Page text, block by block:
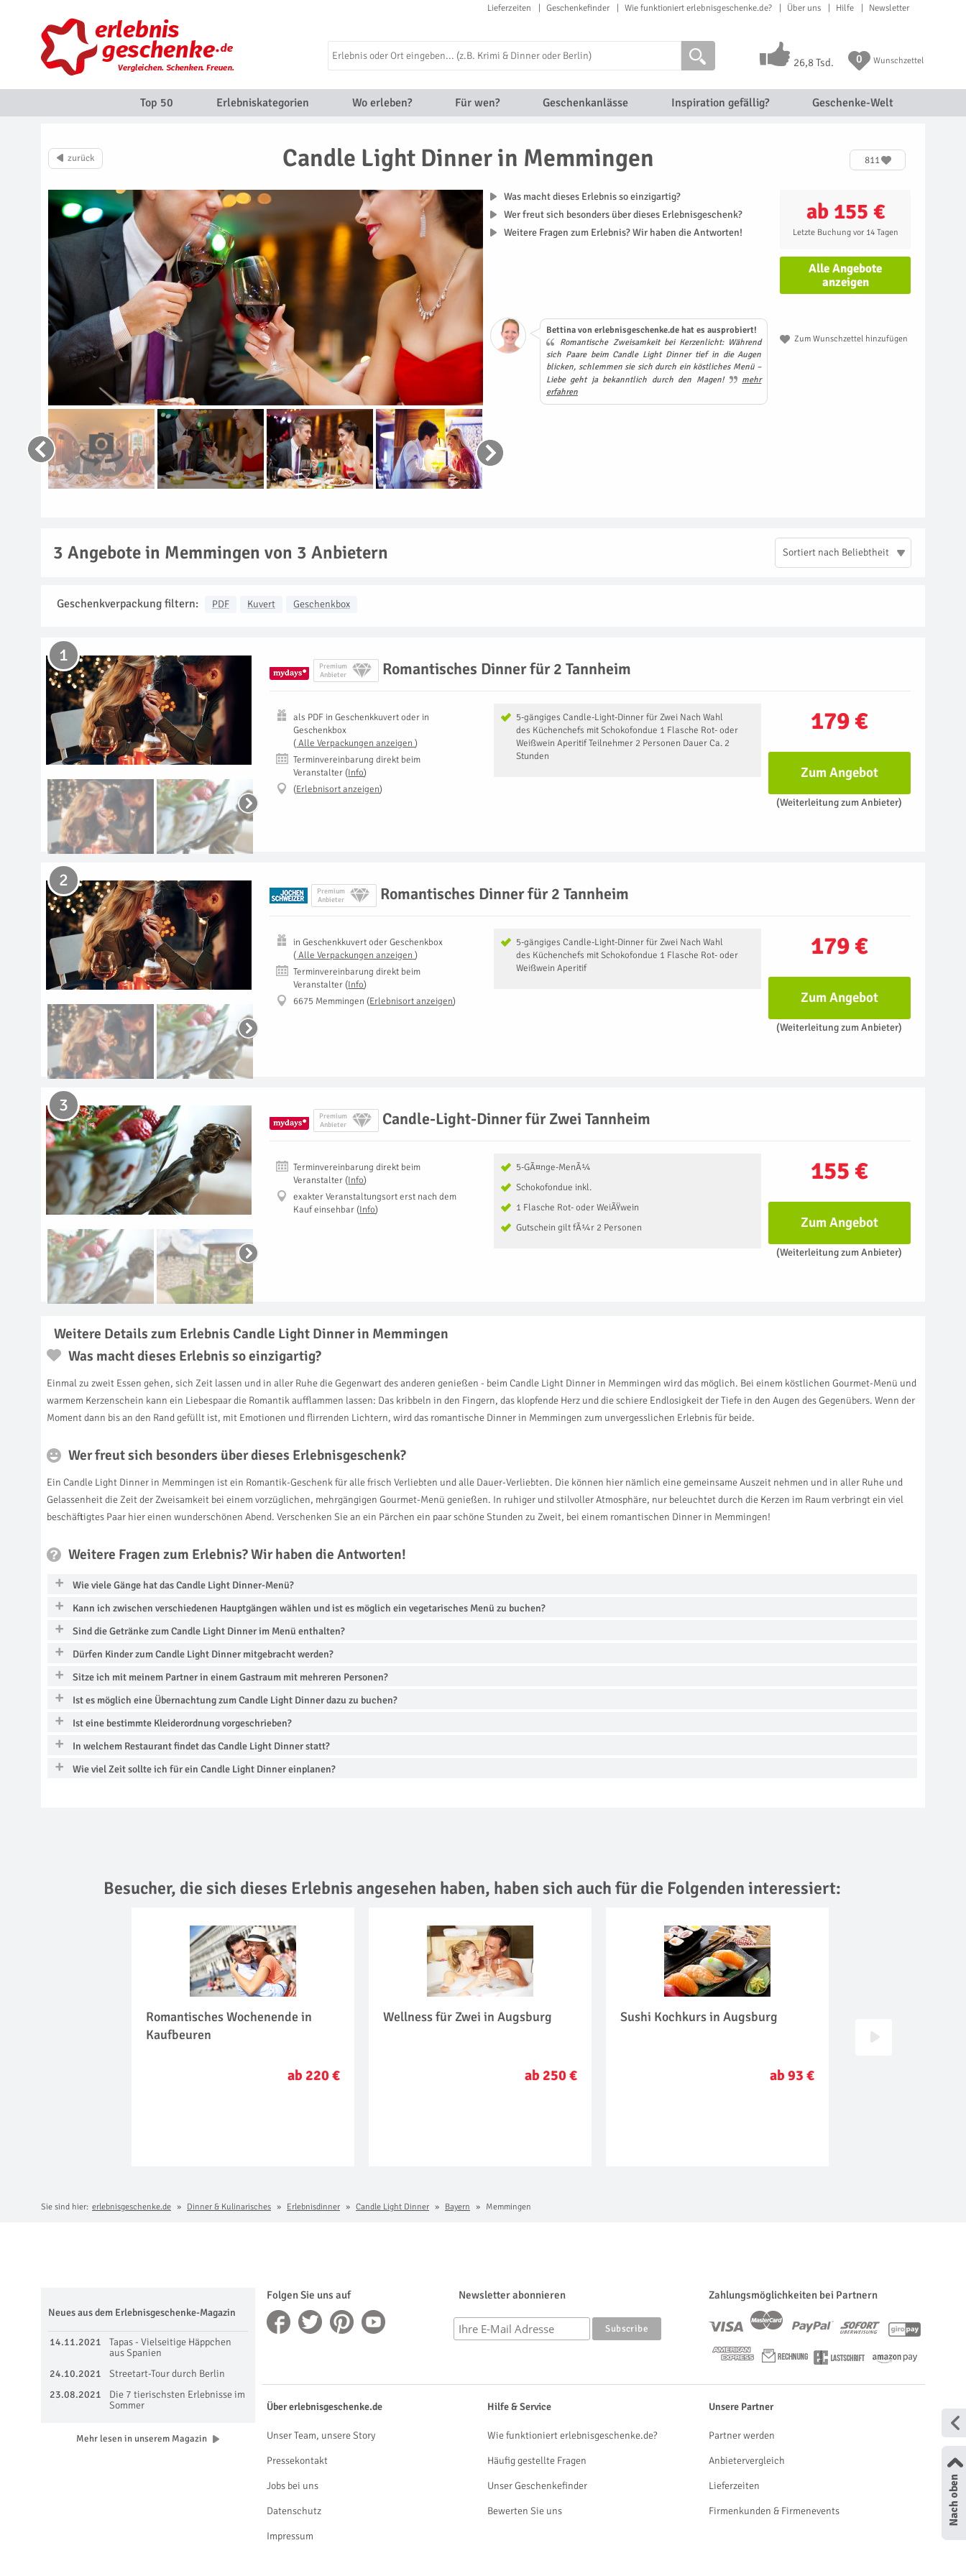
Lieferzeiten Geschenkefinder Wie funktioniert erlebnisgeschenke.de? Über uns Hilfe Newsletter
26,8 Tsd. 0 Wunschzettel
Top 50 Erlebniskategorien Wo erleben? Für wen? Geschenkanlässe Inspiration gefällig? Geschenke-Welt
Candle Light Dinner in Memmingen 811
ab 155 €
Letzte Buchung vor 14 Tagen
Alle Angebote
anzeigen
Zum Wunschzettel hinzufügen
Was macht dieses Erlebnis so einzigartig?
Wer freut sich besonders über dieses Erlebnisgeschenk?
Weitere Fragen zum Erlebnis? Wir haben die Antworten!
Bettina von erlebnisgeschenke.de hat es ausprobiert!
Romantische Zweisamkeit bei Kerzenlicht: Während
sich Paare beim Candle Light Dinner tief in die Augen
blicken, schlemmen sie sich durch ein köstliches Menü –
Liebe geht ja bekanntlich durch den Magen!
mehr
erfahren
3 Angebote in Memmingen von 3 Anbietern Sortiert nach Beliebtheit
Geschenkverpackung filtern: PDF Kuvert Geschenkbox
Premium
Anbieter
Romantisches Dinner für 2 Tannheim
1
179 €
5-gängiges Candle-Light-Dinner für Zwei Nach Wahl
des Küchenchefs mit Schokofondue 1 Flasche Rot- oder
Weißwein Aperitif Teilnehmer 2 Personen Dauer Ca. 2
Stunden
als PDFinGeschenkkuvert oder in
Geschenkbox
( Alle Verpackungen anzeigen )
Terminvereinbarung direkt beim
Veranstalter (Info)
(Erlebnisort anzeigen)
Zum Angebot
(Weiterleitung zum Anbieter)
Premium
Anbieter
Romantisches Dinner für 2 Tannheim
2
179 €
5-gängiges Candle-Light-Dinner für Zwei Nach Wahl
des Küchenchefs mit Schokofondue 1 Flasche Rot- oder
Weißwein Aperitif
inGeschenkkuvert oder Geschenkbox
( Alle Verpackungen anzeigen )
Terminvereinbarung direkt beim
Veranstalter (Info)
6675 Memmingen (Erlebnisort anzeigen) Zum Angebot
(Weiterleitung zum Anbieter)
Premium
Anbieter
Candle-Light-Dinner für Zwei Tannheim
3
155 €
5-GÃ¤nge-MenÃ¼
Schokofondue inkl.
1 Flasche Rot- oder WeiÃŸwein
Gutschein gilt fÃ¼r 2 Personen
Terminvereinbarung direkt beim
Veranstalter (Info)
exakter Veranstaltungsort erst nach dem
Kauf einsehbar (Info)
Zum Angebot
(Weiterleitung zum Anbieter)
Weitere Details zum Erlebnis Candle Light Dinner in Memmingen
Was macht dieses Erlebnis so einzigartig?
Einmal zu zweit Essen gehen, sich Zeit lassen und in aller Ruhe die Gegenwart des anderen genießen - beim Candle Light Dinner in Memmingen wird das möglich. Bei einem köstlichen Gourmet-Menü und
warmem Kerzenschein kann ein Liebespaar die Romantik aufflammen lassen: Das kribbeln in den Fingern, das klopfende Herz und die schiere Endlosigkeit der Tiefe in den Augen des Gegenübers. Wenn der
Moment dann bis an den Rand gefüllt ist, mit Emotionen und flirrenden Lichtern, wird das romantische Dinner in Memmingen zum unvergesslichen Erlebnis für beide.
Wer freut sich besonders über dieses Erlebnisgeschenk?
Ein Candle Light Dinner in Memmingen ist ein Romantik-Geschenk für alle frisch Verliebten und alle Dauer-Verliebten. Die können hier nämlich eine gemeinsame Auszeit nehmen und in aller Ruhe und
Gelassenheit die Zeit der Zweisamkeit bei einem vorzüglichen, mehrgängigen Gourmet-Menü genießen. In ruhiger und stilvoller Atmosphäre, nur beleuchtet durch die Kerzen im Raum verbringt ein viel
beschäftigtes Paar hier einen wunderschönen Abend. Verschenken Sie an ein Pärchen ein paar schöne Stunden zu Zweit, bei einem romantischen Dinner in Memmingen!
Weitere Fragen zum Erlebnis? Wir haben die Antworten!
Wie viele Gänge hat das Candle Light Dinner-Menü?
Kann ich zwischen verschiedenen Hauptgängen wählen und ist es möglich ein vegetarisches Menü zu buchen?
Sind die Getränke zum Candle Light Dinner im Menü enthalten?
Dürfen Kinder zum Candle Light Dinner mitgebracht werden?
Sitze ich mit meinem Partner in einem Gastraum mit mehreren Personen?
Ist es möglich eine Übernachtung zum Candle Light Dinner dazu zu buchen?
Ist eine bestimmte Kleiderordnung vorgeschrieben?
In welchem Restaurant findet das Candle Light Dinner statt?
Wie viel Zeit sollte ich für ein Candle Light Dinner einplanen?
Besucher, die sich dieses Erlebnis angesehen haben, haben sich auch für die Folgenden interessiert:
Romantisches Wochenende in
Kaufbeuren
ab 220 €
Wellness für Zwei in Augsburg
ab 250 €
Sushi Kochkurs in Augsburg
ab 93 €
Donau
Sie sind hier: erlebnisgeschenke.de Dinner & Kulinarisches Erlebnisdinner Candle Light Dinner Bayern Memmingen
Folgen Sie uns auf Newsletter abonnieren Zahlungsmöglichkeiten bei Partnern
Neues aus dem Erlebnisgeschenke-Magazin
14.11.2021
Tapas - Vielseitige Häppchen
aus Spanien
24.10.2021
Streetart-Tour durch Berlin
23.08.2021
Die 7 tierischsten Erlebnisse im
Sommer
Mehr lesen in unserem Magazin
Über erlebnisgeschenke.de
Unser Team, unsere Story
Pressekontakt
Jobs bei uns
Datenschutz
Impressum
Hilfe & Service
Wie funktioniert erlebnisgeschenke.de?
Häufig gestellte Fragen
Unser Geschenkefinder
Bewerten Sie uns
Unsere Partner
Partner werden
Anbietervergleich
Lieferzeiten
Firmenkunden & Firmenevents